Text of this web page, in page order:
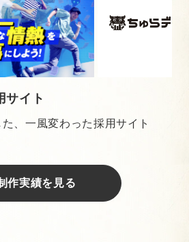
サイト
、一風変わった採用サイト
作実績を見る